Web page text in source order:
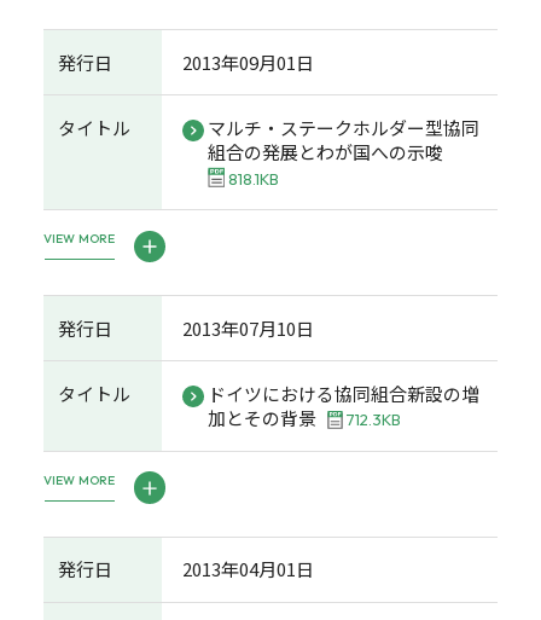
発行日 2013年09月01日
タイトル
マルチ・ステークホルダー型協同
組合の発展とわが国への示唆
818.1KB
VIEW MORE
発行日 2013年07月10日
タイトル
ドイツにおける協同組合新設の増
加とその背景
712.3KB
VIEW MORE
発行日 2013年04月01日